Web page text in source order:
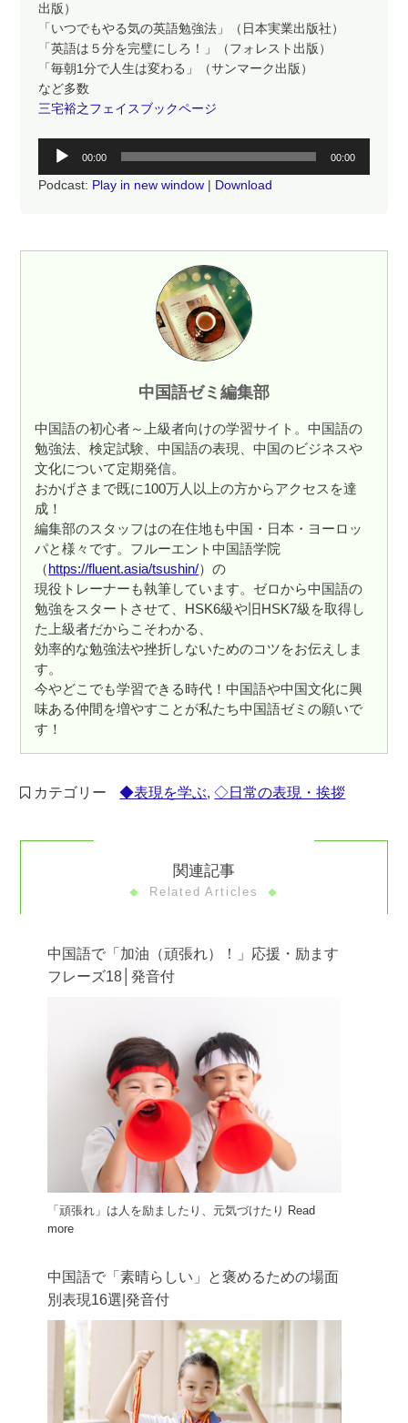
出版）
「いつでもやる気の英語勉強法」（日本実業出版社）
「英語は５分を完璧にしろ！」（フォレスト出版）
「毎朝1分で人生は変わる」（サンマーク出版）
など多数
三宅裕之フェイスブックページ
プ
ヤ
00:00 00:00
Podcast: Play in new window | Download
中国語ゼミ編集部
中国語の初心者～上級者向けの学習サイト。中国語の
勉強法、検定試験、中国語の表現、中国のビジネスや
文化について定期発信。
おかげさまで既に100万人以上の方からアクセスを達
成！
編集部のスタッフはの在住地も中国・日本・ヨーロッ
パと様々です。フルーエント中国語学院
（https://fluent.asia/tsushin/）の
現役トレーナーも執筆しています。ゼロから中国語の
勉強をスタートさせて、HSK6級や旧HSK7級を取得し
た上級者だからこそわかる、
効率的な勉強法や挫折しないためのコツをお伝えしま
す。
今やどこでも学習できる時代！中国語や中国文化に興
味ある仲間を増やすことが私たち中国語ゼミの願いで
す！
カテゴリー ◆表現を学ぶ,◇日常の表現・挨拶
関連記事
Related Articles
中国語で「加油（頑張れ）！」応援・励ます
フレーズ18│発音付
「頑張れ」は人を励ましたり、元気づけたり Read
more
中国語で「素晴らしい」と褒めるための場面
別表現16選|発音付